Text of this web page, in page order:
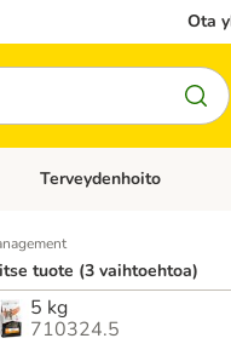
Ota
Avaa kategoriavalikko:
Terveydenhoito
tuote (3 vaihtoehtoa)
5 kg
710324.5